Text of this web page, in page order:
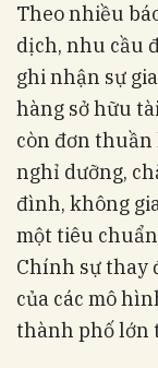
Theo nhiều
dịch, nhu cầu
ghi nhận sự
hàng sở hữu
còn đơn thuần
nghỉ dưỡng,
đình, không
một tiêu
Chính sự thay
của các mô
thành phố lớn